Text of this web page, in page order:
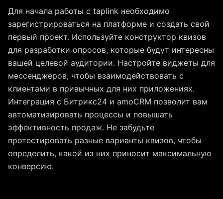
Для начала работы с taplink необходимо
зарегистрироваться на платформе и создать свой
первый проект. Используйте конструктор квизов
для разработки опросов, которые будут интересны
вашей целевой аудитории. Настройте виджеты для
мессенджеров, чтобы взаимодействовать с
клиентами в привычных для них приложениях.
Интеграция с Битрикс24 и amoCRM позволит вам
автоматизировать процессы и повышать
эффективность продаж. Не забудьте
протестировать разные варианты квизов, чтобы
определить, какой из них приносит максимальную
конверсию.